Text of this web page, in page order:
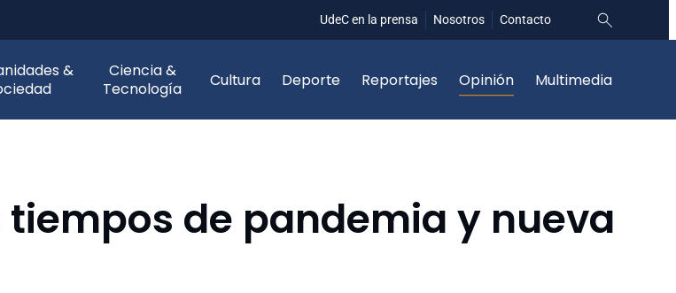
UdeC en la prensa Nosotros Contacto
&
Ciencia &
Tecnología
Cultura Deporte Reportajes Opinión Multimedia
de pandemia y nueva